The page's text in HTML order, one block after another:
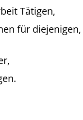
Tätigen,
für